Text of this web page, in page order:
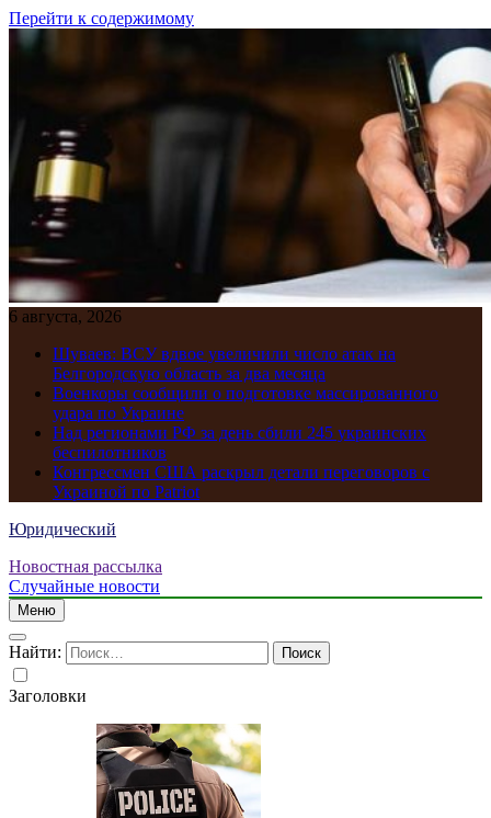
Перейти к содержимому
6 августа, 2026
Шуваев: ВСУ вдвое увеличили число атак на
Белгородскую область за два месяца
Военкоры сообщили о подготовке массированного
удара по Украине
Над регионами РФ за день сбили 245 украинских
беспилотников
Конгрессмен США раскрыл детали переговоров с
Украиной по Patriot
Юридический
Новостная рассылка
Случайные новости
Меню
Найти:
Заголовки